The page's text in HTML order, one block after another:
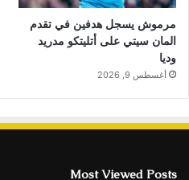
مرموش يسجل هدفين في تقدم
المان سيتي على أتليتكو مدريد
وديا
أغسطس 9, 2026
Most Viewed Posts